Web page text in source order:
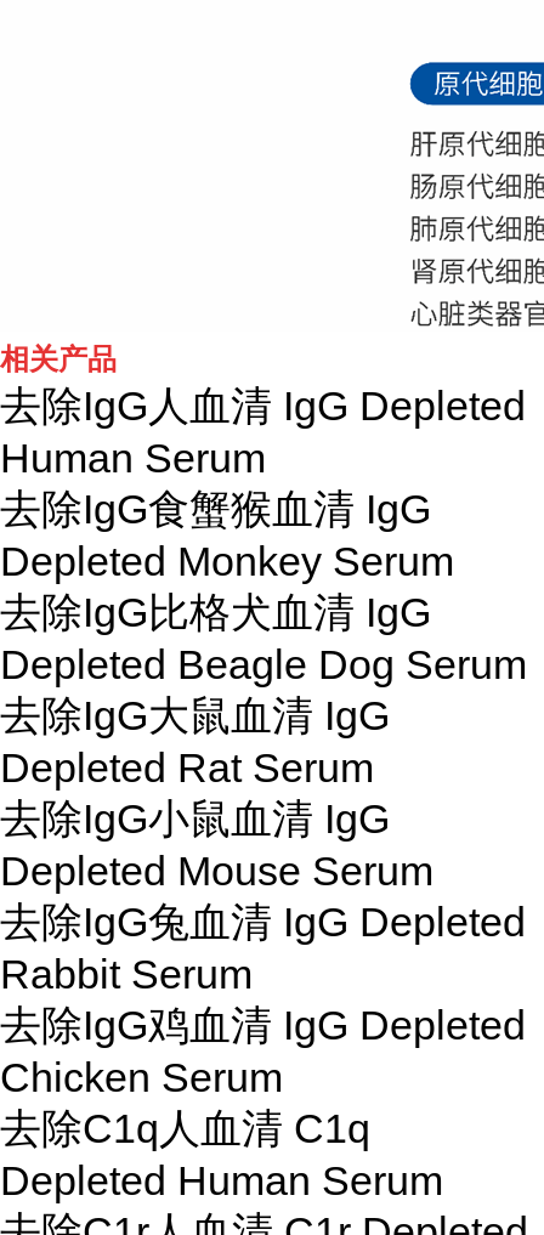
相关产品
去除IgG人血清 IgG Depleted
Human Serum
去除IgG食蟹猴血清 IgG
Depleted Monkey Serum
去除IgG比格犬血清 IgG
Depleted Beagle Dog Serum
去除IgG大鼠血清 IgG
Depleted Rat Serum
去除IgG小鼠血清 IgG
Depleted Mouse Serum
去除IgG兔血清 IgG Depleted
Rabbit Serum
去除IgG鸡血清 IgG Depleted
Chicken Serum
去除C1q人血清 C1q
Depleted Human Serum